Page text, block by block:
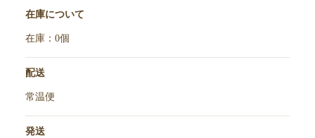
在庫について
在庫：0個
配送
常温便
発送